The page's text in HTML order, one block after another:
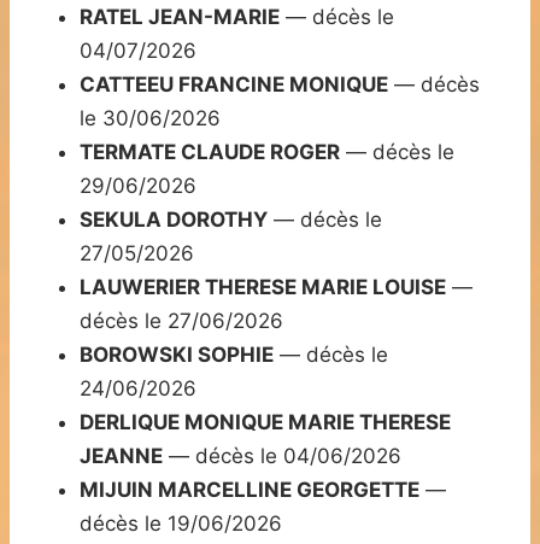
RATEL JEAN-MARIE — décès le
04/07/2026
CATTEEU FRANCINE MONIQUE — décès
le 30/06/2026
TERMATE CLAUDE ROGER — décès le
29/06/2026
SEKULA DOROTHY — décès le
27/05/2026
LAUWERIER THERESE MARIE LOUISE —
décès le 27/06/2026
BOROWSKI SOPHIE — décès le
24/06/2026
DERLIQUE MONIQUE MARIE THERESE
JEANNE — décès le 04/06/2026
MIJUIN MARCELLINE GEORGETTE —
décès le 19/06/2026